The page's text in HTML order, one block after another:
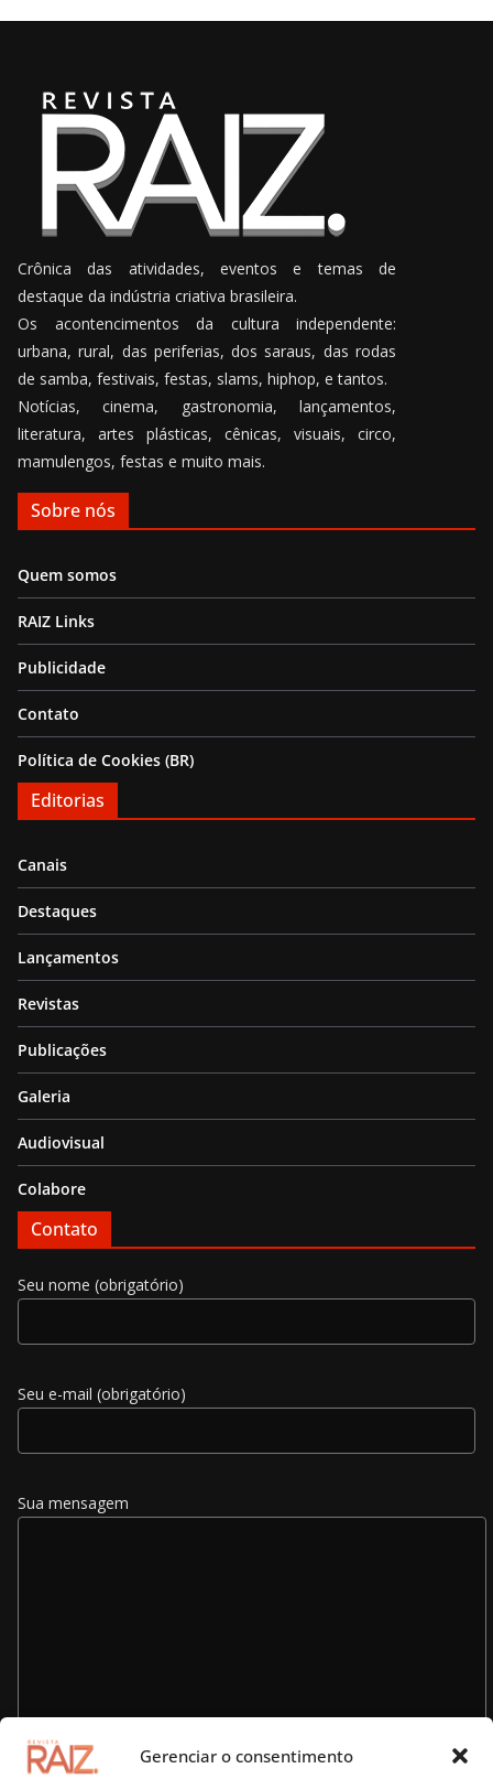
Gerenciar o consentimento
Crônica das atividades, eventos e temas de
destaque da indústria criativa brasileira.
Os acontencimentos da cultura independente:
urbana, rural, das periferias, dos saraus, das rodas
de samba, festivais, festas, slams, hiphop, e tantos.
Notícias, cinema, gastronomia, lançamentos,
literatura, artes plásticas, cênicas, visuais, circo,
mamulengos, festas e muito mais.
Sobre nós
Quem somos
RAIZ Links
Publicidade
Contato
Política de Cookies (BR)
Editorias
Canais
Destaques
Lançamentos
Revistas
Publicações
Galeria
Audiovisual
Colabore
Contato
Seu nome (obrigatório)
Seu e-mail (obrigatório)
Sua mensagem